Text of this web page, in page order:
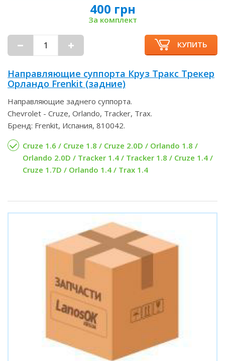
400 грн
За комплект
КУПИТЬ
Направляющие суппорта Круз Тракс Трекер
Орландо Frenkit (задние)
Направляющие заднего суппорта.
Chevrolet - Cruze, Orlando, Tracker, Trax.
Бренд: Frenkit, Испания, 810042.
Cruze 1.6 / Cruze 1.8 / Cruze 2.0D / Orlando 1.8 /
Orlando 2.0D / Tracker 1.4 / Tracker 1.8 / Cruze 1.4 /
Cruze 1.7D / Orlando 1.4 / Trax 1.4